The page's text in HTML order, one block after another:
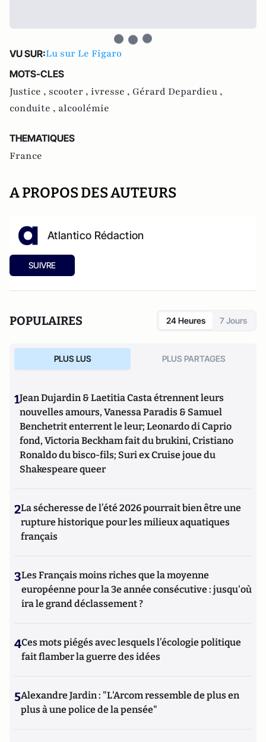
VU SUR:Lu sur Le Figaro
MOTS-CLES
Justice , scooter , ivresse , Gérard Depardieu ,
conduite , alcoolémie
THEMATIQUES
France
A PROPOS DES AUTEURS
Atlantico Rédaction
SUIVRE
POPULAIRES 24 Heures 7 Jours
PLUS LUS PLUS PARTAGES
1Jean Dujardin & Laetitia Casta étrennent leurs
nouvelles amours, Vanessa Paradis & Samuel
Benchetrit enterrent le leur; Leonardo di Caprio
fond, Victoria Beckham fait du brukini, Cristiano
Ronaldo du bisco-fils; Suri ex Cruise joue du
Shakespeare queer
2La sécheresse de l’été 2026 pourrait bien être une
rupture historique pour les milieux aquatiques
français
3Les Français moins riches que la moyenne
européenne pour la 3e année consécutive : jusqu'où
ira le grand déclassement ?
4Ces mots piégés avec lesquels l’écologie politique
fait flamber la guerre des idées
5Alexandre Jardin : "L'Arcom ressemble de plus en
plus à une police de la pensée"